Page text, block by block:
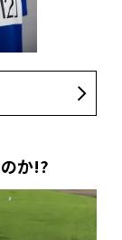
か!?